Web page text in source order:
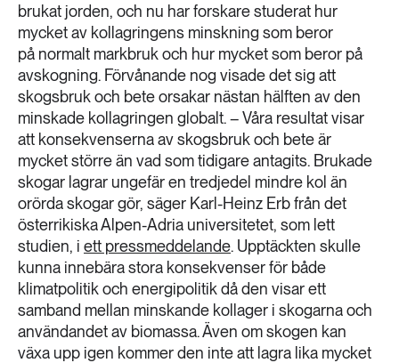
brukat jorden, och nu har forskare studerat hur
mycket av kollagringens minskning som beror
på normalt markbruk och hur mycket som beror på
avskogning. Förvånande nog visade det sig att
skogsbruk och bete orsakar nästan hälften av den
minskade kollagringen globalt. – Våra resultat visar
att konsekvenserna av skogsbruk och bete är
mycket större än vad som tidigare antagits. Brukade
skogar lagrar ungefär en tredjedel mindre kol än
orörda skogar gör, säger Karl-Heinz Erb från det
österrikiska Alpen-Adria universitetet, som lett
studien, i ett pressmeddelande. Upptäckten skulle
kunna innebära stora konsekvenser för både
klimatpolitik och energipolitik då den visar ett
samband mellan minskande kollager i skogarna och
användandet av biomassa. Även om skogen kan
växa upp igen kommer den inte att lagra lika mycket